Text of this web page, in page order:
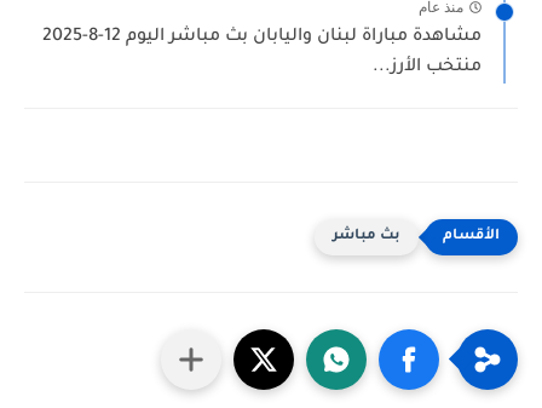
منذ عام
مشاهدة مباراة لبنان واليابان بث مباشر اليوم 12-8-2025
منتخب الأرز...
بث مباشر